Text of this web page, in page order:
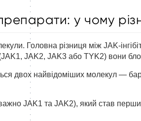
у чому
Головна різниця між JAK-
JAK2, JAK3 або TYK2) вони
двох найвідоміших молекул —
JAK1 та JAK2), який став